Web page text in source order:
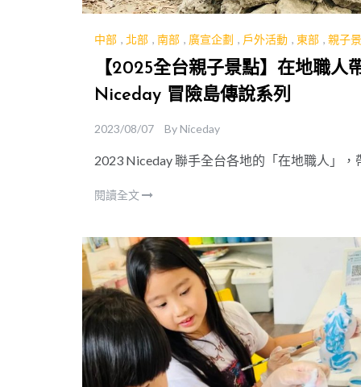
中部 , 北部 , 南部 , 廣宣企劃 , 戶外活動 , 東部 , 親子
【2025全台親子景點】在地職
Niceday 冒險島傳說系列
2023/08/07 ByNiceday
2023 Niceday 聯手全台各地的「在地職人」
閱讀全文